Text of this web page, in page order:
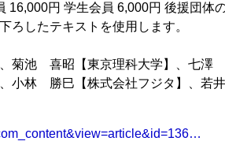
円 学生会員 6,000円 後援団体
ろしたテキストを使用します。
菊池 喜昭【東京理科大学】、七澤
小林 勝巳【株式会社フジタ】、若